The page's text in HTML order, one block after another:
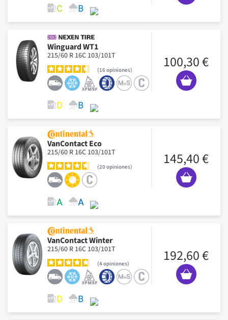
Winguard WT1
215/60 R 16C 103/101T
16opiniones 100,30 €
VanContact Eco
215/60 R 16C 103/101T
20opiniones 145,40 €
VanContact Winter
215/60 R 16C 103/101T
4opiniones 192,60 €